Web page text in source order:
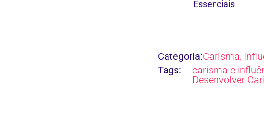
Categoria:Carisma,
Tags:
carisma e
Desenvolver